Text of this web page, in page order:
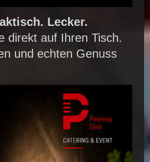
Lecker.
direkt auf Ihren Tisch.
und echten Genuss